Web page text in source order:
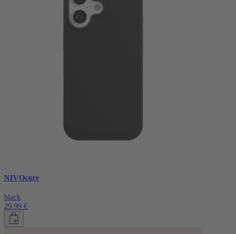
NIVOcore
black
29,99 €